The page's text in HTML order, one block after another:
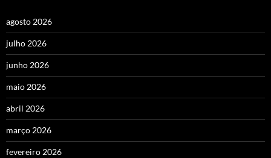
agosto 2026
julho 2026
junho 2026
maio 2026
abril 2026
março 2026
fevereiro 2026